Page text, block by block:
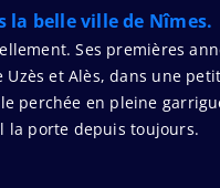
la belle ville de Nîmes.
Ses premières
Uzès et Alès, dans une
perchée en pleine
la porte depuis toujours.